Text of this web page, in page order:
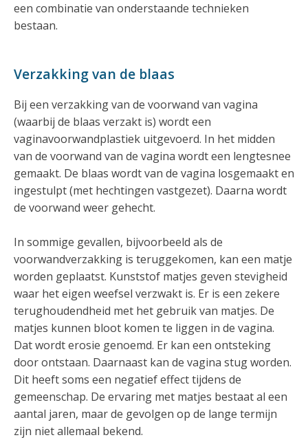
een combinatie van onderstaande technieken
bestaan.
Verzakking van de blaas
Bij een verzakking van de voorwand van vagina
(waarbij de blaas verzakt is) wordt een
vaginavoorwandplastiek uitgevoerd. In het midden
van de voorwand van de vagina wordt een lengtesnee
gemaakt. De blaas wordt van de vagina losgemaakt en
ingestulpt (met hechtingen vastgezet). Daarna wordt
de voorwand weer gehecht.
In sommige gevallen, bijvoorbeeld als de
voorwandverzakking is teruggekomen, kan een matje
worden geplaatst. Kunststof matjes geven stevigheid
waar het eigen weefsel verzwakt is. Er is een zekere
terughoudendheid met het gebruik van matjes. De
matjes kunnen bloot komen te liggen in de vagina.
Dat wordt erosie genoemd. Er kan een ontsteking
door ontstaan. Daarnaast kan de vagina stug worden.
Dit heeft soms een negatief effect tijdens de
gemeenschap. De ervaring met matjes bestaat al een
aantal jaren, maar de gevolgen op de lange termijn
zijn niet allemaal bekend.